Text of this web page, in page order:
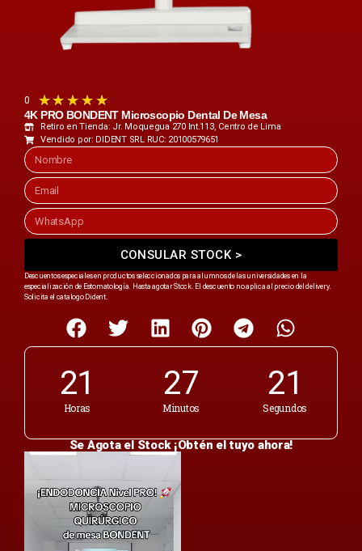
0 ★★ ★ ★ ★
4K PRO BONDENT Microscopio Dental De Mesa
Retiro en Tienda: Jr. Moquegua 270 Int.113, Centro de Lima
Vendido por: DIDENT SRL RUC: 20100579651
CONSULAR STOCK >
Descuentos especiales en productos seleccionados para alumnos de las universidades en la
especialización de Estomatología. Hasta agotar Stock. El descuento no aplica al precio del delivery.
Solicita el catalogo Dident.
21
Horas
27
Minutos
21
Segundos
Se Agota el Stock ¡Obtén el tuyo ahora!